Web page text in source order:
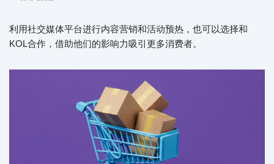
利用社交媒体平台进行内容营销和活动预热，也可以选择和
KOL合作，借助他们的影响力吸引更多消费者。